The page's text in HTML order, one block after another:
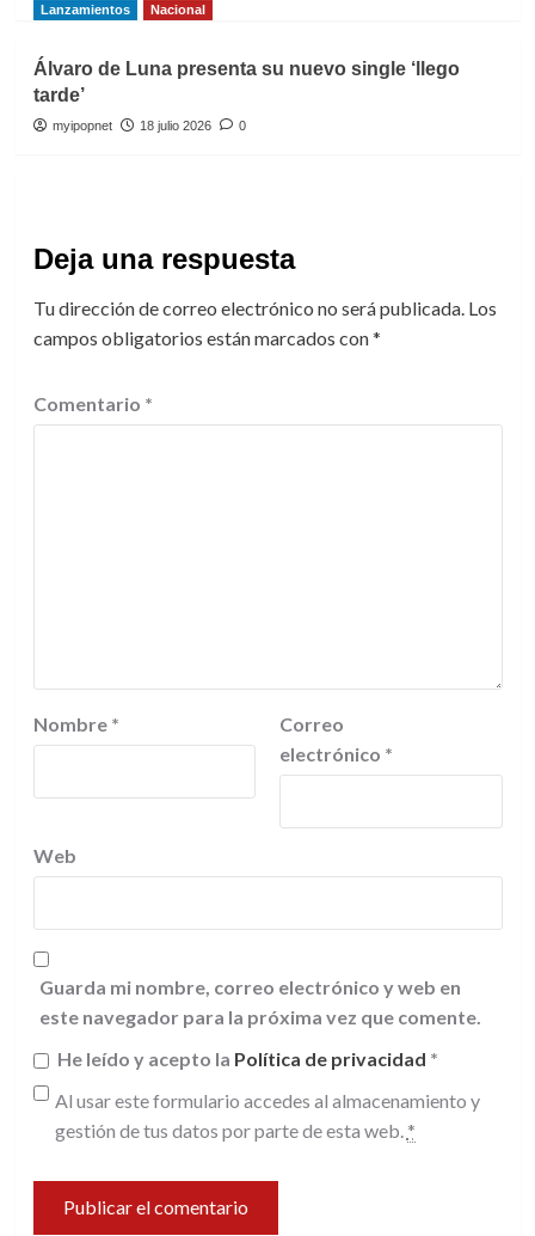
Lanzamientos
Nacional
Álvaro de Luna presenta su nuevo single ‘llego
tarde’
myipopnet 18 julio 2026 0
Deja una respuesta
Tu dirección de correo electrónico no será publicada. Los
campos obligatorios están marcados con*
Comentario *
Nombre *
Correo
electrónico *
Web
Guarda mi nombre, correo electrónico y web en
este navegador para la próxima vez que comente.
He leído y acepto la Política de privacidad *
Al usar este formulario accedes al almacenamiento y
gestión de tus datos por parte de esta web. *